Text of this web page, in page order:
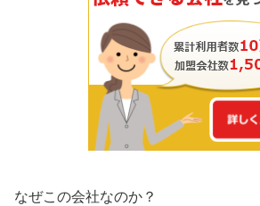
なぜこの会社なのか？